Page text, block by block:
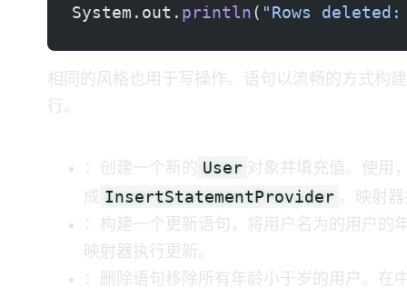
System.out. println( "Rows
相同的 DSL 风格也用于写操作。语句以流畅的方式
行。
：创建一个新的 User 对象并填充值。使用
成 InsertStatementProvider 。映射
：DSL 构建一个更新语句，将用户名为 “thomas” 的
映射器执行更新。
：删除语句移除所有年龄小于 18 岁的用户。在